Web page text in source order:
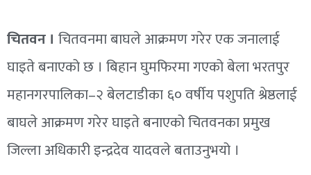
चितवन । चितवनमा बाघले आक्रमण गरेर एक जनालाई
घाइते बनाएको छ । बिहान घुमफिरमा गएको बेला भरतपुर
महानगरपालिका–२ बेलटाडीका ६० वर्षीय पशुपति श्रेष्ठलाई
बाघले आक्रमण गरेर घाइते बनाएको चितवनका प्रमुख
जिल्ला अधिकारी इन्द्रदेव यादवले बताउनुभयो ।